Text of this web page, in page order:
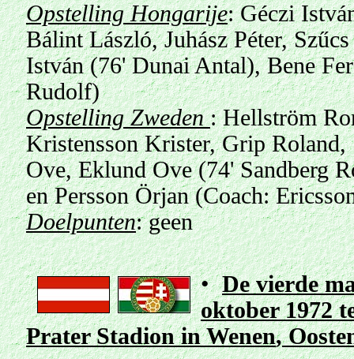
Opstelling Hongarije: Géczi
Bálint László, Juhász Péter,
István (76' Dunai Antal), Bene
Rudolf)
Opstelling Zweden: Hellström
Kristensson Krister, Grip Roland,
Ove, Eklund Ove (74' Sandberg
en Persson Örjan (Coach:
Doelpunten: geen
•De vierde
oktober 1972
Prater StadioninWenen,